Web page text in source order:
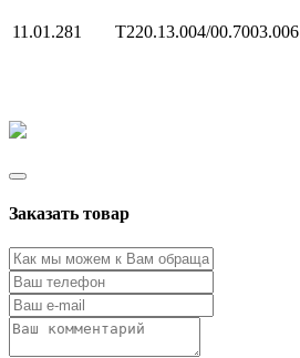
11.01.281 Т220.13.004/00.7003.006
Заказать товар